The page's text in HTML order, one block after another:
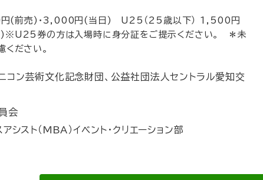
(前売)・3,000円(当日) U25（25歳以下） 1,500円
券の方は入場時に身分証をご提示ください。 ＊未
ださい。
コン芸術文化記念財団、公益社団法人セントラル愛知交
会
シスト（MBA）イベント・クリエーション部